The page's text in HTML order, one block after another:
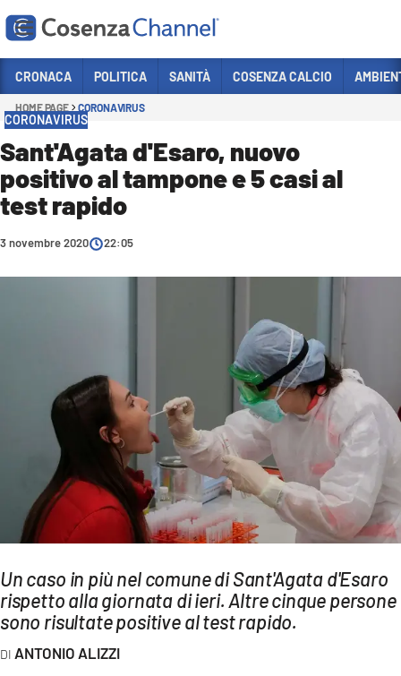
Sezioni
POLITICA
COSENZA CALCIO
ECONOMIA E LAVORO
AMBIENTE
Streaming
LAC TV
LAC NETWORK
LAC ONAIR
LaC
Network
CRONACA POLITICA SANITÀ COSENZA CALCIO
HOME PAGE CORONAVIRUS
CORONAVIRUS
Sant'Agata d'Esaro, nuovo
positivo al tampone e 5 casi al
test rapido
3 novembre 2020 22:05
Un caso in più nel comune di Sant'Agata d'Esaro
rispetto alla giornata di ieri. Altre cinque persone
sono risultate positive al test rapido.
ANTONIO ALIZZI